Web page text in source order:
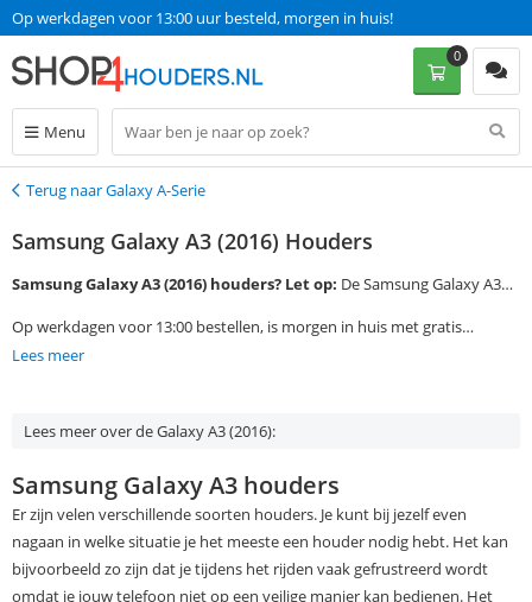
Op werkdagen voor 13:00 uur besteld, morgen in huis!
Menu
0
Terug
Terug naar Galaxy A-Serie
Samsung Galaxy A3 (2016) Houders
Samsung Galaxy A3 (2016) houders? Let op: De Samsung Galaxy A3
niet geschikt voor deSamsung Galaxy A3 (2015)met een scherm van
4,5 inch.
Op werkdagen voor 13:00 bestellen, is morgen in huis met gratis
verzending!
Lees meer
Lees meer over de Galaxy A3 (2016):
Samsung Galaxy A3 houders
Er zijn velen verschillende soorten houders. Je kunt bij jezelf even
nagaan in welke situatie je het meeste een houder nodig hebt. Het kan
bijvoorbeeld zo zijn dat je tijdens het rijden vaak gefrustreerd wordt
omdat je jouw telefoon niet op een veilige manier kan bedienen. Het